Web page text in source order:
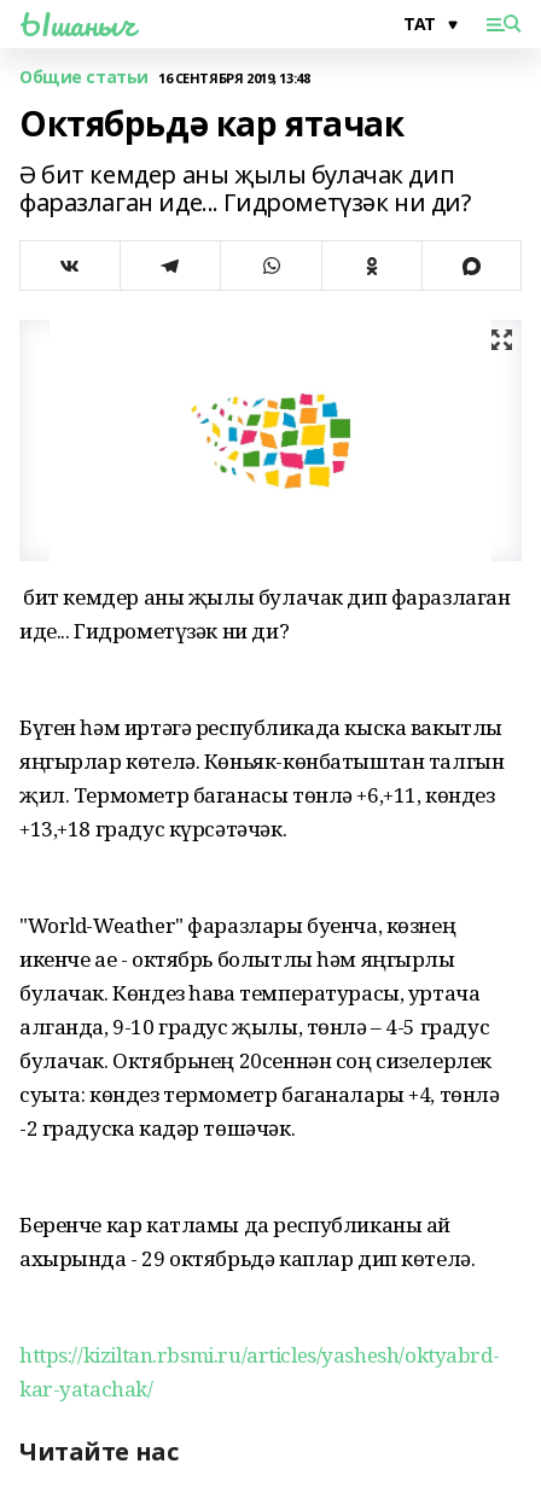
Ышаныч
Общие статьи 16 СЕНТЯБРЯ 2019, 13:48
Октябрьдә кар ятачак
Ә бит кемдер аны җылы булачак дип
фаразлаган иде... Гидрометүзәк ни ди?
Ә бит кемдер аны җылы булачак дип фаразлаган
иде... Гидрометүзәк ни ди?
Бүген һәм иртәгә республикада кыска вакытлы
яңгырлар көтелә. Көньяк-көнбатыштан талгын
җил. Термометр баганасы төнлә +6,+11, көндез
+13,+18 градус күрсәтәчәк.
"World-Weather" фаразлары буенча, көзнең
икенче ае - октябрь болытлы һәм яңгырлы
булачак. Көндез һава температурасы, уртача
алганда, 9-10 градус җылы, төнлә – 4-5 градус
булачак. Октябрьнең 20сеннән соң сизелерлек
суыта: көндез термометр баганалары +4, төнлә
-2 градуска кадәр төшәчәк.
Беренче кар катламы да республиканы ай
ахырында - 29 октябрьдә каплар дип көтелә.
https://kiziltan.rbsmi.ru/articles/yashesh/oktyabrd-
kar-yatachak/
Читайте нас